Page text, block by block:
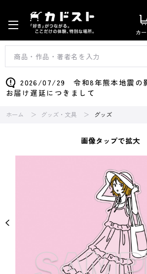
カ
2026/07/29 令和8年熊本地震の
お届け遅延につきまして
ホーム グッズ・文具 グッズ
画像タップで拡大